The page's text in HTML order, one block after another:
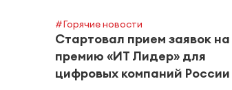
#Горячие новости
Стартовал прием заявок на
премию «ИТ Лидер» для
цифровых компаний России